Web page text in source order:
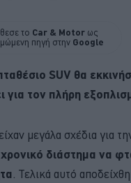
το Car & Motor ως
πηγή στην Google
SUV θα
για τον πλήρη
μεγάλα σχέδια για
διάστημα να
. Τελικά αυτό